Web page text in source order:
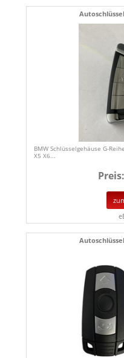
BMW Schlüsselgehäuse G-
X5 X6...
Preis: